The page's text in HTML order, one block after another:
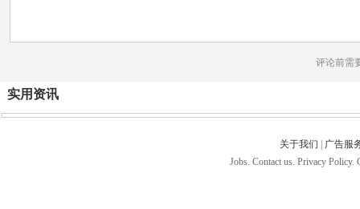
评论前需
实用资讯
关于我们
广告服
Jobs. Contact us. Privacy